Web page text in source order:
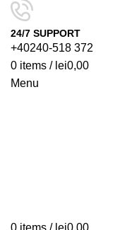
24/7 SUPPORT
+40240-518 372
0 items / lei0,00
Menu
0 items / lei0,00